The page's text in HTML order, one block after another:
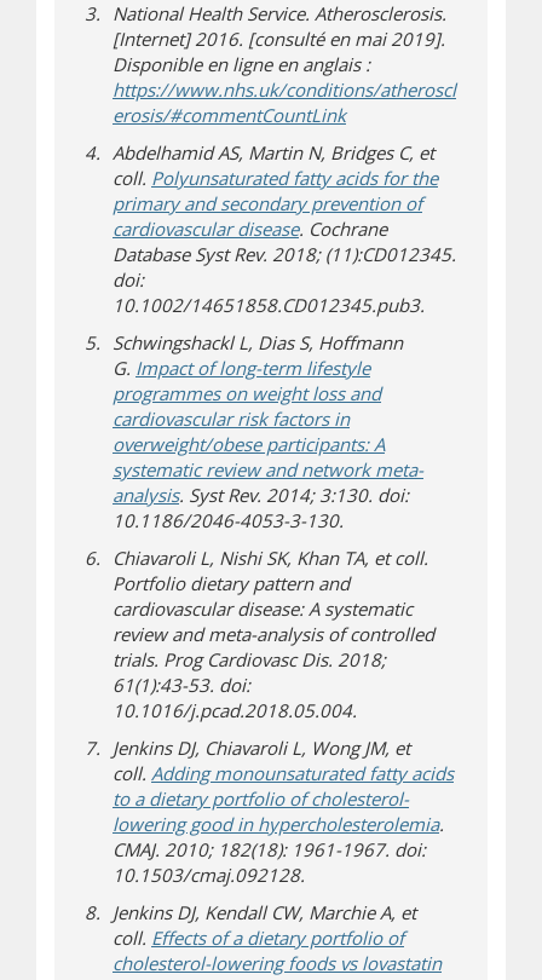
National Health Service. Atherosclerosis.
[Internet] 2016. [consulté en mai 2019].
Disponible en ligne en anglais :
https://www.nhs.uk/conditions/atheroscl
erosis/#commentCountLink(s’ouvre dans une
(s’ouvre sur un autre
Abdelhamid AS, Martin N, Bridges C, et
coll. Polyunsaturated fatty acids for the
primary and secondary prevention of
cardiovascular disease(s’ouvre sur un autre site)
. Cochrane
Database Syst Rev. 2018; (11):CD012345.
doi:
10.1002/14651858.CD012345.pub3.
Schwingshackl L, Dias S, Hoffmann
G. Impact of long-term lifestyle
programmes on weight loss and
cardiovascular risk factors in
overweight/obese participants: A
systematic review and network meta-
analysis(s’ouvre sur un autre site)
. Syst Rev. 2014; 3:130. doi:
10.1186/2046-4053-3-130.
Chiavaroli L, Nishi SK, Khan TA, et coll.
Portfolio dietary pattern and
cardiovascular disease: A systematic
review and meta-analysis of controlled
trials. Prog Cardiovasc Dis. 2018;
61(1):43-53. doi:
10.1016/j.pcad.2018.05.004.
Jenkins DJ, Chiavaroli L, Wong JM, et
coll. Adding monounsaturated fatty acids
to a dietary portfolio of cholesterol-
lowering good in hypercholesterolemia(s’ouvre
.
CMAJ. 2010; 182(18): 1961-1967. doi:
10.1503/cmaj.092128.
Jenkins DJ, Kendall CW, Marchie A, et
coll. Effects of a dietary portfolio of
cholesterol-lowering foods vs lovastatin